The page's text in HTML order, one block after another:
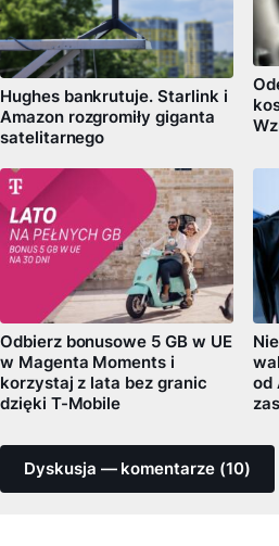
Hughes bankrutuje. Starlink i
Amazon rozgromiły giganta
satelitarnego
Odbierz bonusowe 5 GB w UE
w Magenta Moments i
korzystaj z lata bez granic
dzięki T-Mobile
od
Dyskusja — komentarze (10)